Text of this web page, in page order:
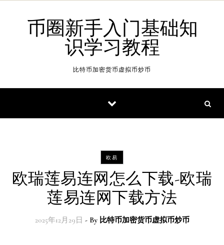
币圈新手入门基础知
识学习教程
比特币加密货币虚拟币炒币
欧易
欧瑞莲易连网怎么下载-欧瑞
莲易连网下载方法
2025年12月29日 - By 比特币加密货币虚拟币炒币